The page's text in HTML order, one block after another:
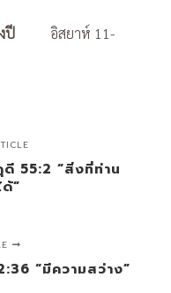
ปี อิสยาห์ 11-
55:2 “สิ่งที่ท่าน
”
“มีความสว่าง”